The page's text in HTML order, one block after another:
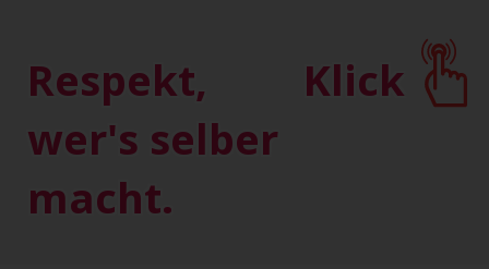
Schiebetore Drehtore Zaunfelder
Antriebe
Referenzen
Downloads Zubehör
Tore
ALUMINIUM
Klick
Respekt,
wer's selber
macht.